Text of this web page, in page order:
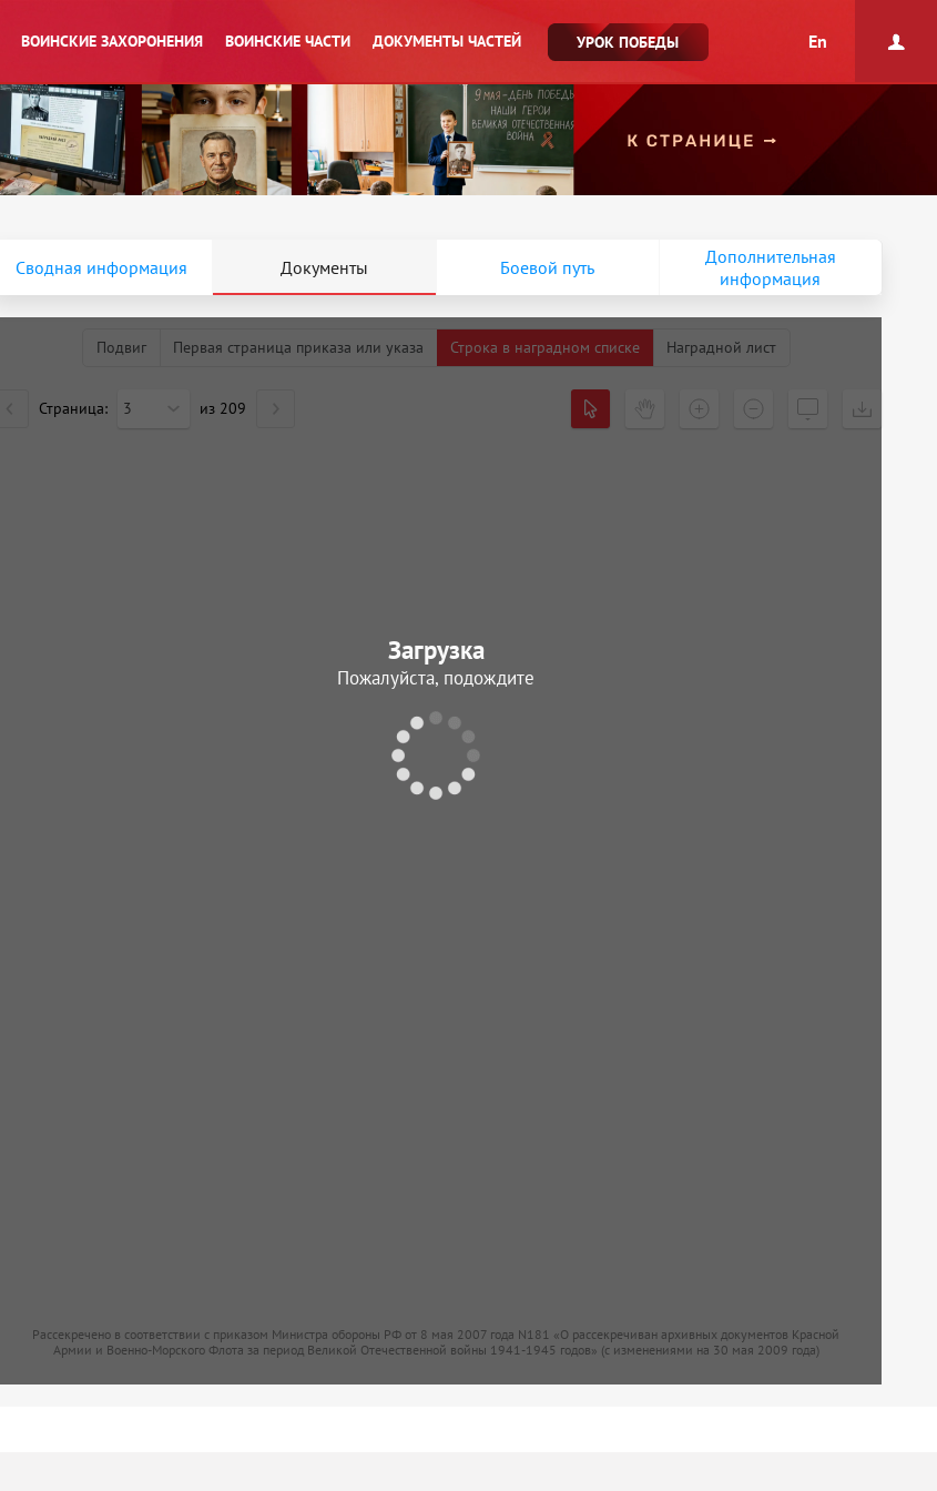
ВОИНСКИЕ ЗАХОРОНЕНИЯ ВОИНСКИЕ ЧАСТИ ДОКУМЕНТЫ ЧАСТЕЙ УРОК ПОБЕДЫ En
Сводная информация Документы Боевой путь
Дополнительная
информация
Подвиг Первая страница приказа или указа Строка в наградном списке Наградной лист
Страница: 3 из 209
Рассекречено в соответствии с приказом Министра обороны РФ от 8 мая 2007 года N181 «О рассекречиван архивных документов Красной
Армии и Военно-Морского Флота за период Великой Отечественной войны 1941-1945 годов» (с изменениями на 30 мая 2009 года)
Загрузка
Пожалуйста, подождите